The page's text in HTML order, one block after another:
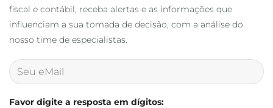
fiscal e contábil, receba alertas e as informações que
influenciam a sua tomada de decisão, com a análise do
nosso time de especialistas.
Favor digite a resposta em dígitos: